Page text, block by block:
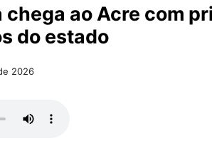
chega ao Acre com
do estado
2026